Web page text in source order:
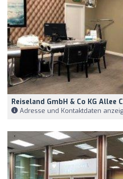
Reiseland GmbH & Co KG Allee
Adresse und Kontaktdaten